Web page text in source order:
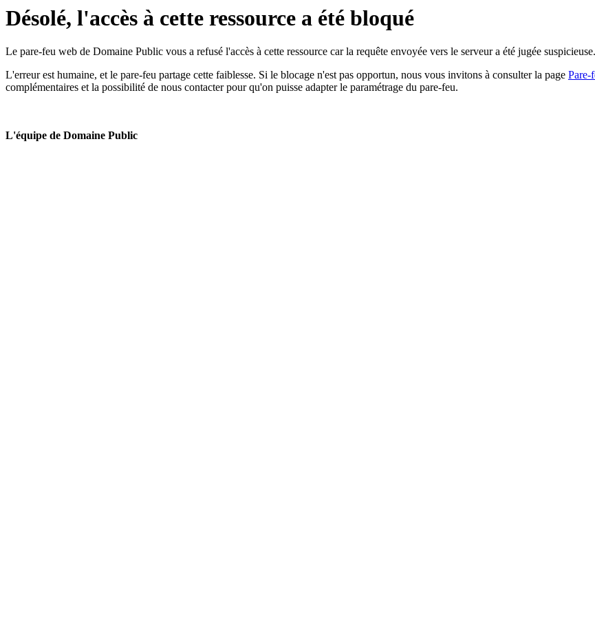
Désolé, l'accès à cette ressource a été bloqué
Le pare-feu web de Domaine Public vous a refusé l'accès à cette ressource car la requête envoyée vers le serveur a été jugée suspicieuse.
L'erreur est humaine, et le pare-feu partage cette faiblesse. Si le blocage n'est pas opportun, nous vous invitons à consulter la page Pare-
complémentaires et la possibilité de nous contacter pour qu'on puisse adapter le paramétrage du pare-feu.
L'équipe de Domaine Public